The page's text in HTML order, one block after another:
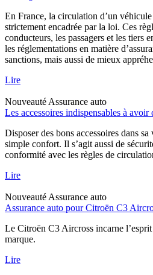
En France, la circulation d’un
strictement encadrée par la loi. Ces
conducteurs, les passagers et les tiers
les réglementations en matière
sanctions, mais aussi de mieux
Lire
Nouveauté Assurance auto
Les accessoires indispensables à avoir
Disposer des bons accessoires dans
simple confort. Il s’agit aussi de
conformité avec les règles de
Lire
Nouveauté Assurance auto
Assurance auto pour Citroën C3
Le Citroën C3 Aircross incarne
marque.
Lire